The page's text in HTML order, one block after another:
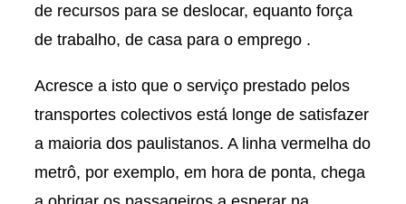
de recursos para se deslocar, equanto força
de trabalho, de casa para o emprego .
Acresce a isto que o serviço prestado pelos
transportes colectivos está longe de satisfazer
a maioria dos paulistanos. A linha vermelha do
metrô, por exemplo, em hora de ponta, chega